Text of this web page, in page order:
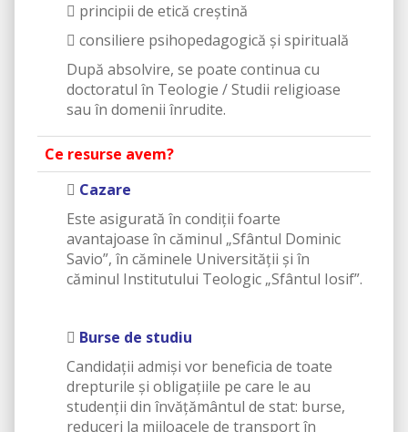
 principii de etică creștină
 consiliere psihopedagogică și spirituală
După absolvire, se poate continua cu
doctoratul în Teologie / Studii religioase
sau în domenii înrudite.
Ce resurse avem?
 Cazare
Este asigurată în condiţii foarte
avantajoase în căminul „Sfântul Dominic
Savio”, în căminele Universităţii şi în
căminul Institutului Teologic „Sfântul Iosif”.
 Burse de studiu
Candidaţii admişi vor beneficia de toate
drepturile şi obligaţiile pe care le au
studenţii din învăţământul de stat: burse,
reduceri la mijloacele de transport în